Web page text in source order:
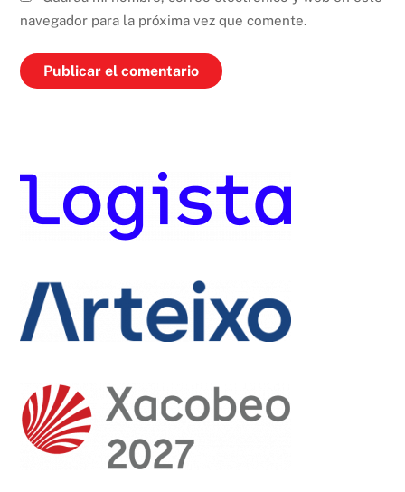
navegador para la próxima vez que comente.